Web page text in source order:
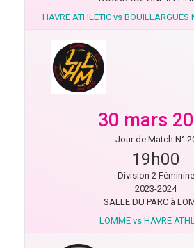
HAVRE ATHLETIC vs BOUILLARGUES
30 mars
Jour de Match N°
19h00
Division 2 Féminine
2023-2024
SALLE DU PARC à
LOMME vs HAVRE